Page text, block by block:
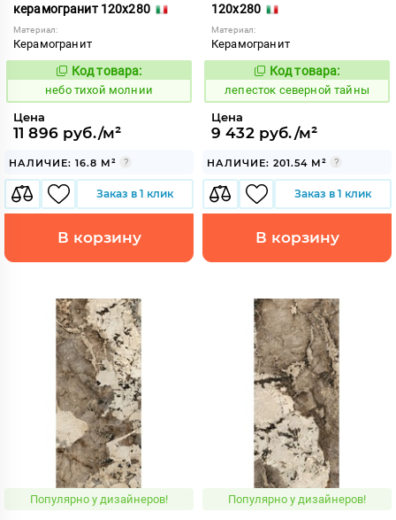
керамогранит 120x280
Материал:
Керамогранит
1122053
Код товара:
небо тихой молнии
Цена
11 896 руб./м²
НАЛИЧИЕ: 16.8 М²
Заказ в 1 клик
В корзину
120x280
Материал:
Керамогранит
869976
Код товара:
лепесток северной тайны
Цена
9 432 руб./м²
НАЛИЧИЕ: 201.54 М²
Заказ в 1 клик
В корзину
Популярно у дизайнеров! Популярно у дизайнеров!